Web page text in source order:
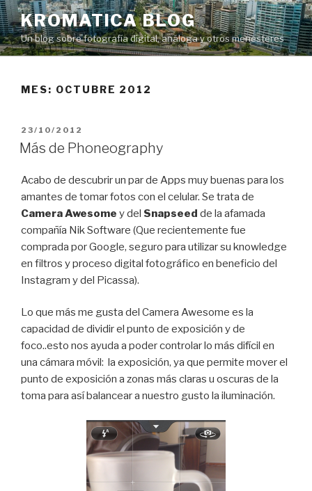
Saltar
al
contenido
KROMATICA BLOG
Un blog sobre fotografía digital, análoga y otros menesteres
MES: OCTUBRE 2012
PUBLICADO
EL
23/10/2012
Más de Phoneography
Acabo de descubrir un par de Apps muy buenas para los
amantes de tomar fotos con el celular. Se trata de
Camera Awesome y del Snapseed de la afamada
compañía Nik Software (Que recientemente fue
comprada por Google, seguro para utilizar su knowledge
en filtros y proceso digital fotográfico en beneficio del
Instagram y del Picassa).
Lo que más me gusta del Camera Awesome es la
capacidad de dividir el punto de exposición y de
foco..esto nos ayuda a poder controlar lo más difícil en
una cámara móvil: la exposición, ya que permite mover el
punto de exposición a zonas más claras u oscuras de la
toma para así balancear a nuestro gusto la iluminación.